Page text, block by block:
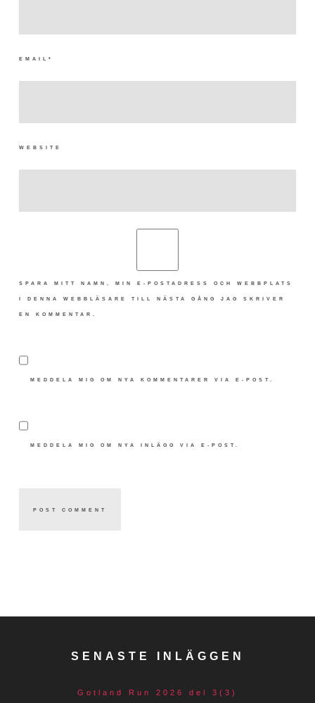
EMAIL *
WEBSITE
SPARA MITT NAMN, MIN E-POSTADRESS OCH WEBBPLATS
I DENNA WEBBLÄSARE TILL NÄSTA GÅNG JAG SKRIVER
EN KOMMENTAR.
MEDDELA MIG OM NYA KOMMENTARER VIA E-POST.
MEDDELA MIG OM NYA INLÄGG VIA E-POST.
SENASTE INLÄGGEN
Gotland Run 2026 del 3(3)